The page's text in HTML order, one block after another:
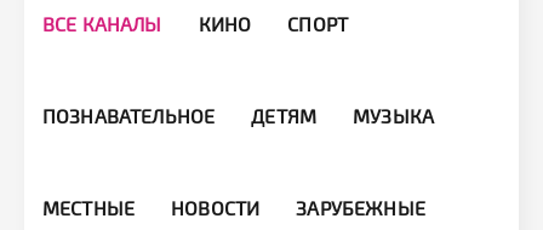
ВСЕ КАНАЛЫ КИНО СПОРТ
ПОЗНАВАТЕЛЬНОЕ ДЕТЯМ МУЗЫКА
МЕСТНЫЕ НОВОСТИ ЗАРУБЕЖНЫЕ